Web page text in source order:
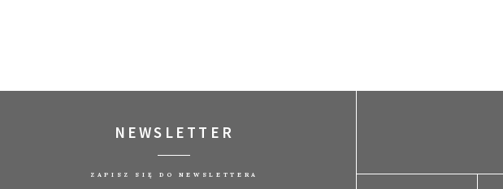
NEWSLETTER
ZAPISZ SIĘ DO NEWSLETTERA